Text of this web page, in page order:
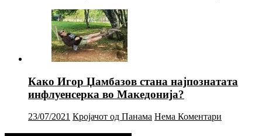
Како Игор Џамбазов стана најпознатата
инфлуенсерка во Македонија?
23/07/2021 Кројачот од Панама Нема Коментари